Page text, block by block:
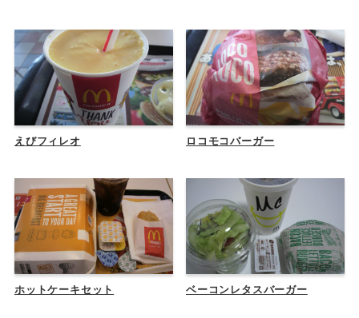
えびフィレオ ロコモコバーガー
ホットケーキセット ベーコンレタスバーガー